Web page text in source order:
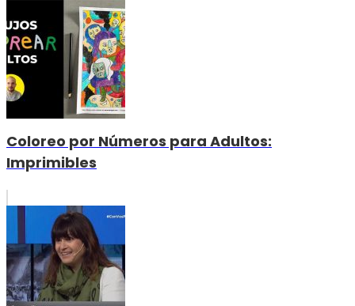
Coloreo por Números para Adultos:
Imprimibles